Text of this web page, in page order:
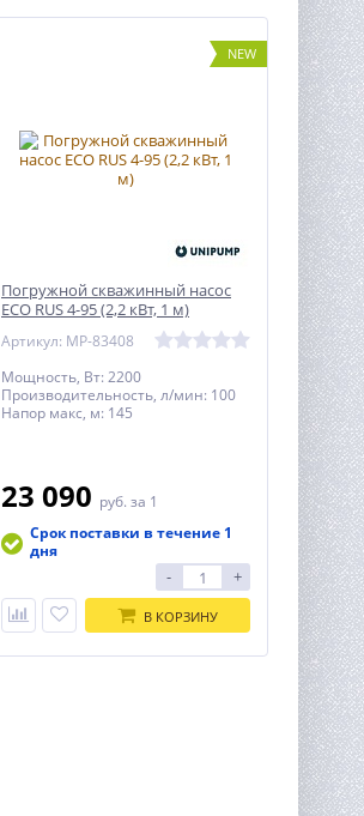
NEW
Погружной скважинный насос
ECO RUS 4-95 (2,2 кВт, 1 м)
Артикул: MP-83408
Мощность, Вт: 2200
Производительность, л/мин: 100
Напор макс, м: 145
23 090 руб. за 1
Срок поставки в течение 1
дня
- +
В КОРЗИНУ